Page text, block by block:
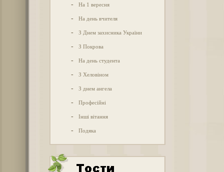
- На 1 вересня
- На день вчителя
- З Днем захисника України
- З Покрова
- На день студента
- З Хеловіном
- З днем ангела
- Професійні
- Інші вітання
- Подяка